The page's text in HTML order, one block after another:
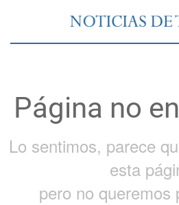
Página no
Lo sentimos, parece
esta
pero no queremos